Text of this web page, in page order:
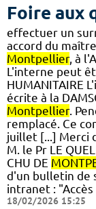
Foire aux
effectuer un
accord du
Montpellier, à
L'interne peut
HUMANITAIRE
écrite à la
Montpellier.
remplacé. Ce
juillet [...] Merci
M. le Pr LE
CHU DE
d'un bulletin de
intranet : "Accès
18/02/2026 15:25